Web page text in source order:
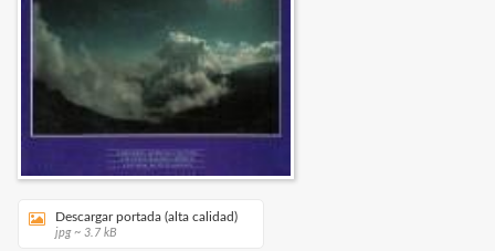
Descargar portada (alta calidad)
jpg ~ 3.7 kB